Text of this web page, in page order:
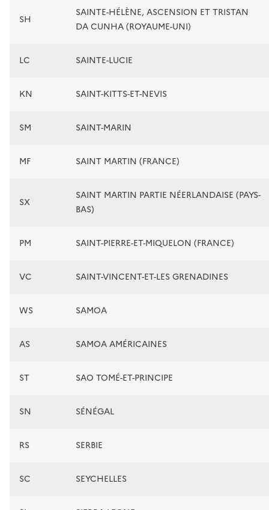
SH
SAINTE-HÉLÈNE, ASCENSION ET TRISTAN
DA CUNHA (ROYAUME-UNI)
LC SAINTE-LUCIE
KN SAINT-KITTS-ET-NEVIS
SM SAINT-MARIN
MF SAINT MARTIN (FRANCE)
SX
SAINT MARTIN PARTIE NÉERLANDAISE (PAYS-
BAS)
PM SAINT-PIERRE-ET-MIQUELON (FRANCE)
VC SAINT-VINCENT-ET-LES GRENADINES
WS SAMOA
AS SAMOA AMÉRICAINES
ST SAO TOMÉ-ET-PRINCIPE
SN SÉNÉGAL
RS SERBIE
SC SEYCHELLES